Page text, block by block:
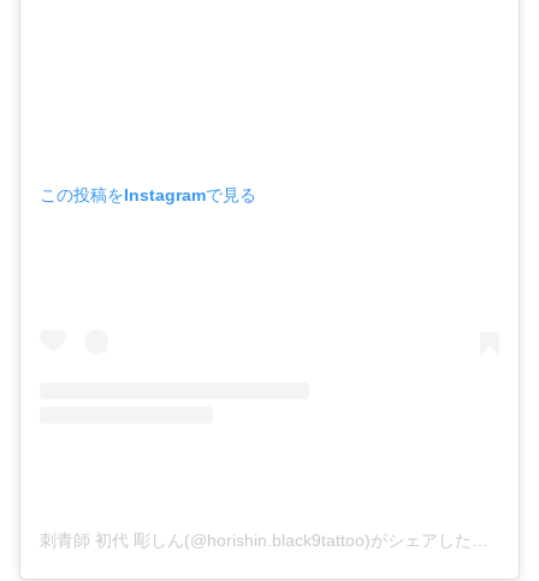
この投稿をInstagramで見る
刺青師 初代 彫しん(@horishin.black9tattoo)がシェアした投稿